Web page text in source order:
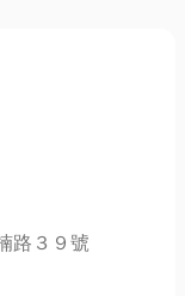
就讓小編來帶
路３９號